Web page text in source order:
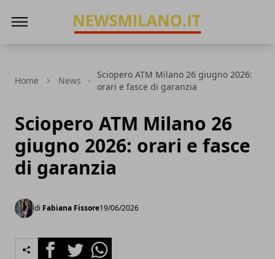
Home News
Sciopero ATM Milano 26 giugno 2026:
orari e fasce di garanzia
Sciopero ATM Milano 26
giugno 2026: orari e fasce
di garanzia
di Fabiana Fissore19/06/2026
FacebookTwitterWhatsapp